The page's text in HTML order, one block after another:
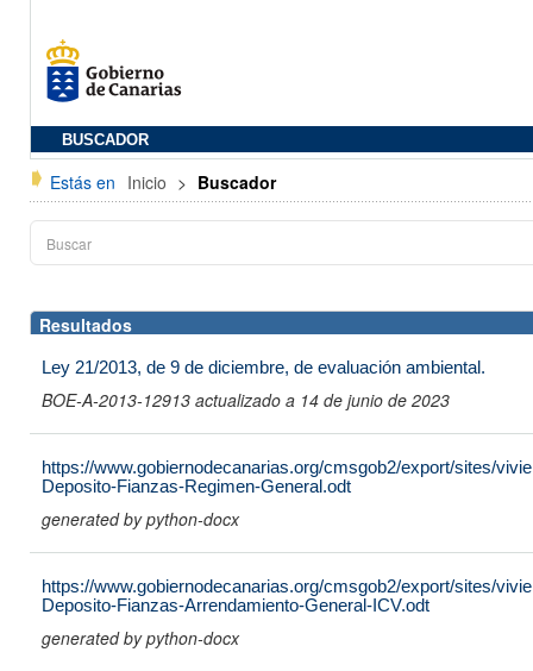
BUSCADOR
Estás en Inicio > Buscador
Resultados
Ley 21/2013, de 9 de diciembre, de evaluación ambiental.
BOE-A-2013-12913 actualizado a 14 de junio de 2023
https://www.gobiernodecanarias.org/cmsgob2/export/sites/
Deposito-Fianzas-Regimen-General.odt
generated by python-docx
https://www.gobiernodecanarias.org/cmsgob2/export/sites/
Deposito-Fianzas-Arrendamiento-General-ICV.odt
generated by python-docx